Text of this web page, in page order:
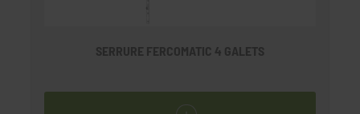
SERRURE FERCOMATIC 4 GALETS